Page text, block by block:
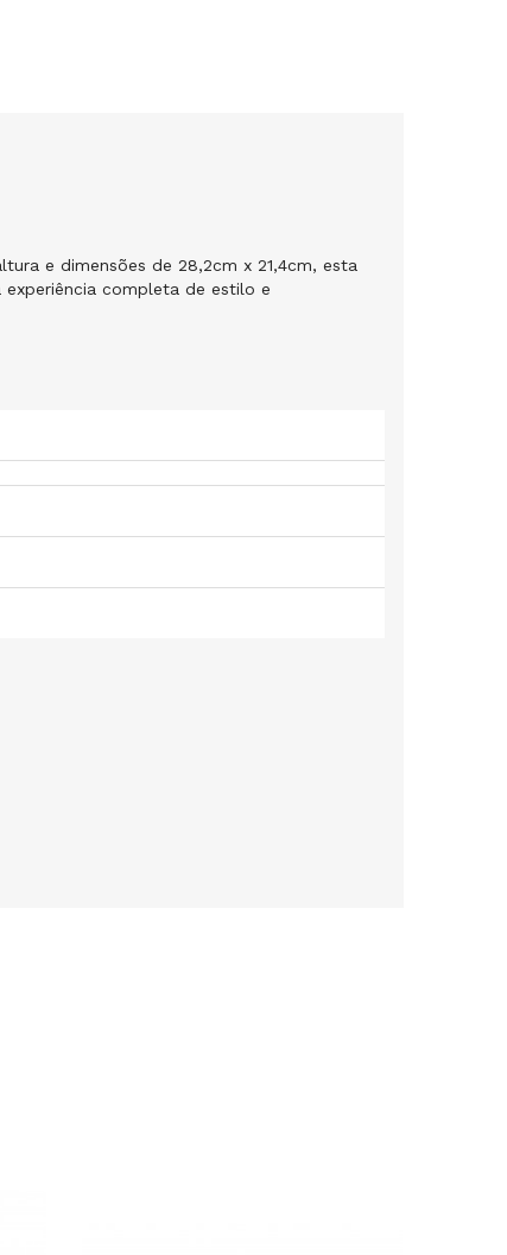
e dimensões de 28,2cm x 21,4cm, esta
completa de estilo e